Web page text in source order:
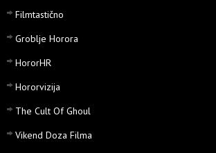
Filmtastično
Groblje Horora
HororHR
Hororvizija
The Cult Of Ghoul
Vikend Doza Filma